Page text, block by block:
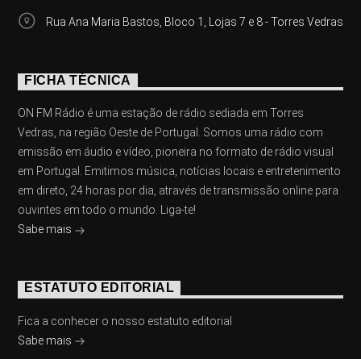
Rua Ana Maria Bastos, Bloco 1, Lojas 7 e 8 - Torres Vedras
FICHA TÉCNICA
ON FM Rádio é uma estação de rádio sediada em Torres
Vedras, na região Oeste de Portugal. Somos uma rádio com
emissão em áudio e vídeo, pioneira no formato de rádio visual
em Portugal. Emitimos música, notícias locais e entretenimento
em direto, 24 horas por dia, através de transmissão online para
ouvintes em todo o mundo. Liga-te!
Sabe mais
ESTATUTO EDITORIAL
Fica a conhecer o nosso estatuto editorial
Sabe mais